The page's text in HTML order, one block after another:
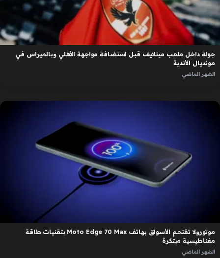
جولة داخل ملعب ميتلايف قبل استضافة مواجهة الأهلي وبالميراس في
مونديال الأندية
الشهر الماضي
موتورولا تقتحم الأسواق بهاتف Moto Edge 70 Max بتقنيات طاقة
مغناطيسية مبتكرة
الشهر الماضي